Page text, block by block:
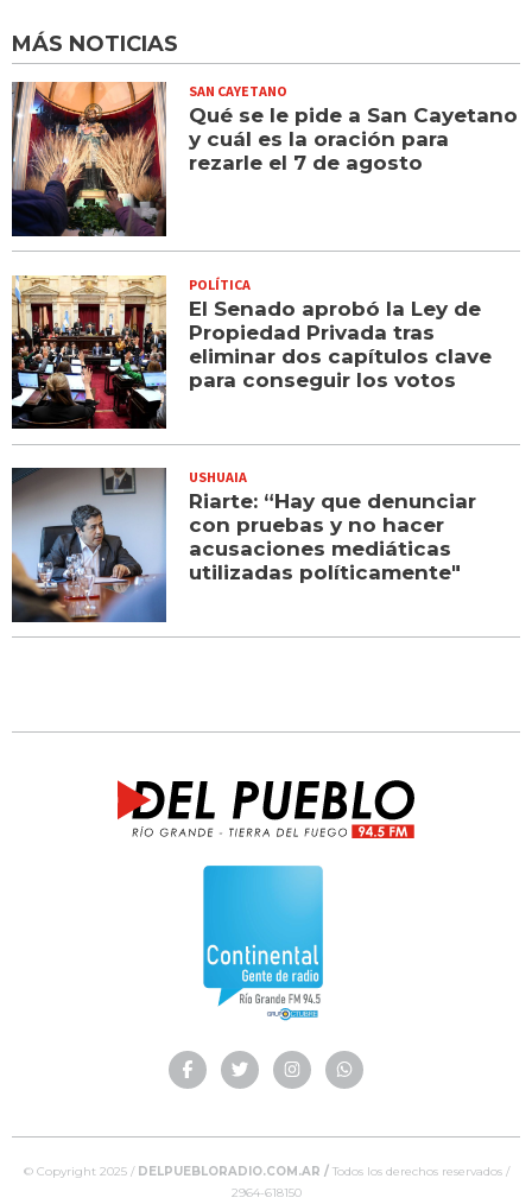
MÁS NOTICIAS
SAN CAYETANO
Qué se le pide a San Cayetano
y cuál es la oración para
rezarle el 7 de agosto
POLÍTICA
El Senado aprobó la Ley de
Propiedad Privada tras
eliminar dos capítulos clave
para conseguir los votos
USHUAIA
Riarte: “Hay que denunciar
con pruebas y no hacer
acusaciones mediáticas
utilizadas políticamente"
© Copyright 2025 / DELPUEBLORADIO.COM.AR /Todos los derechos reservados /
2964-618150